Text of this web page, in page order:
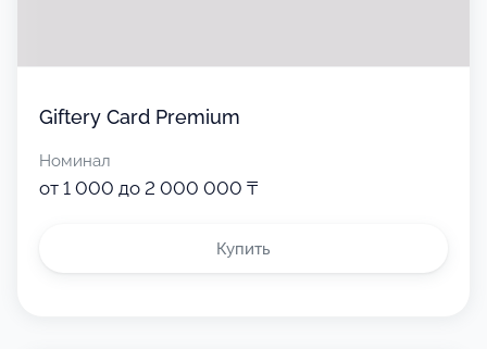
Giftery Card Premium
Номинал
от 1 000 до 2 000 000 ₸
Купить